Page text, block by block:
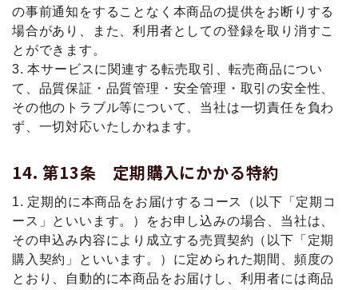
の事前通知をすることなく本商品の提供をお断りする
場合があり、また、利用者としての登録を取り消すこ
とができます。
3. 本サービスに関連する転売取引、転売商品につい
て、品質保証・品質管理・安全管理・取引の安全性、
その他のトラブル等について、当社は一切責任を負わ
ず、一切対応いたしかねます。
第13条 定期購⼊にかかる特約
1. 定期的に本商品をお届けするコース（以下「定期コ
ース」といいます。）をお申し込みの場合、当社は、
その申込み内容により成⽴する売買契約（以下「定期
購入契約」といいます。）に定められた期間、頻度の
とおり、⾃動的に本商品をお届けし、利⽤者には商品